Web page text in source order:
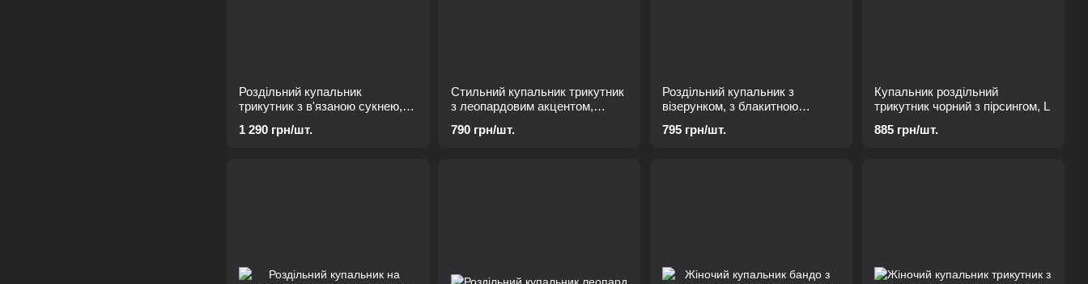
Роздільний купальник
трикутник з в'язаною сукнею,
1 290 грн/шт.
Стильний купальник трикутник
з леопардовим акцентом,
790 грн/шт.
Роздільний купальник з
візерунком, з блакитною
795 грн/шт.
Купальник роздільний
трикутник чорний з пірсингом, L
885 грн/шт.